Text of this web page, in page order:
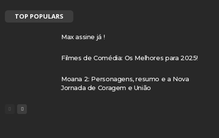
TOP POPULARS
Max assine já !
Filmes de Comédia: Os Melhores para 2025!
Moana 2: Personagens, resumo e a Nova
Jornada de Coragem e União